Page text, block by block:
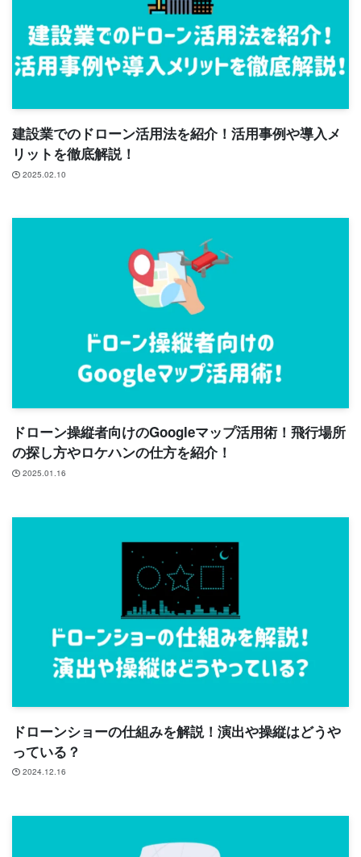
建設業でのドローン活用法を紹介！活用事例や導入メ
リットを徹底解説！
2025.02.10
ドローン操縦者向けのGoogleマップ活用術！飛行場所
の探し方やロケハンの仕方を紹介！
2025.01.16
ドローンショーの仕組みを解説！演出や操縦はどうや
っている？
2024.12.16